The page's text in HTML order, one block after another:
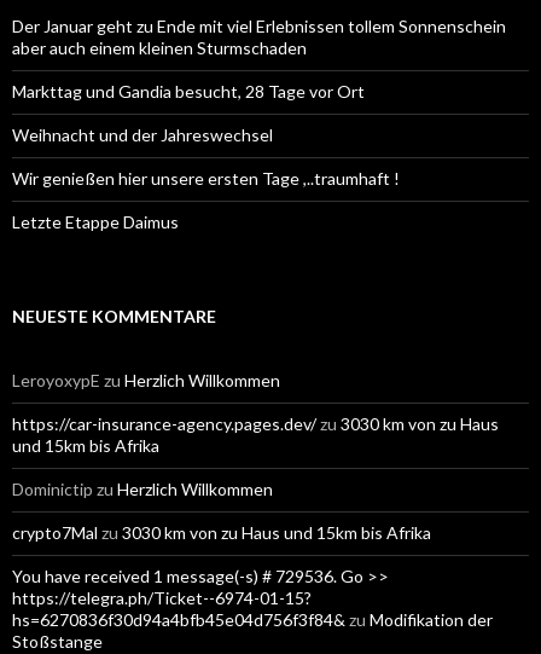
Der Januar geht zu Ende mit viel Erlebnissen tollem Sonnenschein
aber auch einem kleinen Sturmschaden
Markttag und Gandia besucht, 28 Tage vor Ort
Weihnacht und der Jahreswechsel
Wir genießen hier unsere ersten Tage ,..traumhaft !
Letzte Etappe Daimus
NEUESTE KOMMENTARE
LeroyoxypE zu Herzlich Willkommen
https://car-insurance-agency.pages.dev/zu 3030 km von zu Haus
und 15km bis Afrika
Dominictip zu Herzlich Willkommen
crypto7Mal zu 3030 km von zu Haus und 15km bis Afrika
You have received 1 message(-s) # 729536. Go >>
https://telegra.ph/Ticket--6974-01-15?
hs=6270836f30d94a4bfb45e04d756f3f84& zu Modifikation der
Stoßstange